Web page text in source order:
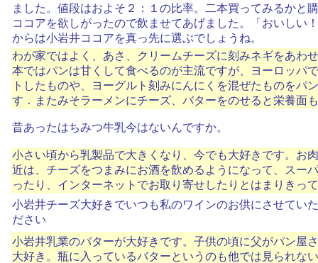
ました。値段はおよそ２：１の比率。二本買ってみるかと
ココアを欲しがったので飲ませてあげました。「おいしい
からは小岩井ココアを真っ先に選ぶでしょうね。
わが家ではよく、あさ、クリームチーズに刻みネギをあわ
本ではパンは甘くして食べるのが主流ですが、ヨーロッパ
トしたものや、ヨーグルト刻みにんにくを混ぜたものを
す．またみそラーメンにチーズ、バターをのせると栄養面
昔あったはちみつ牛乳今はないんですか。
小さい頃から乳製品で大きくなり、今でも大好きです。お
近は、チーズをつまみにお酒を飲めるようになって、スー
ったり、インターネットでお取り寄せしたりとはまりきっ
小岩井チーズ大好きでいつも私のワインのお供にさせてい
ださい
小岩井乳業のバターが大好きです。子供の頃に父がパン屋
大好き。瓶に入っているバターというのも他では見られな